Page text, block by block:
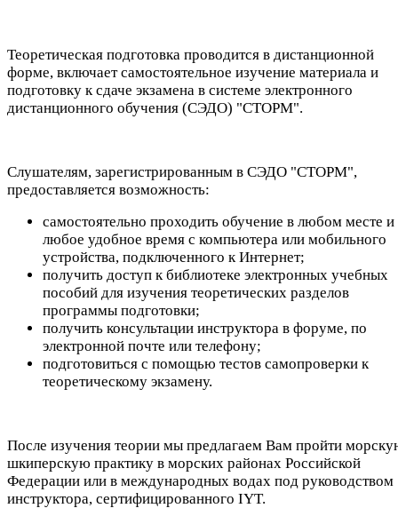
Теоретическая подготовка проводится в дистанционной
форме, включает самостоятельное изучение материала и
подготовку к сдаче экзамена в системе электронного
дистанционного обучения (СЭДО) "СТОРМ".
Слушателям, зарегистрированным в СЭДО "СТОРМ",
предоставляется возможность:
самостоятельно проходить обучение в любом месте и
любое удобное время с компьютера или мобильного
устройства, подключенного к Интернет;
получить доступ к библиотеке электронных учебных
пособий для изучения теоретических разделов
программы подготовки;
получить консультации инструктора в форуме, по
электронной почте или телефону;
подготовиться с помощью тестов самопроверки к
теоретическому экзамену.
После изучения теории мы предлагаем Вам пройти
шкиперскую практику в морских районах Российской
Федерации или в международных водах под руководством
инструктора, сертифицированного IYT.